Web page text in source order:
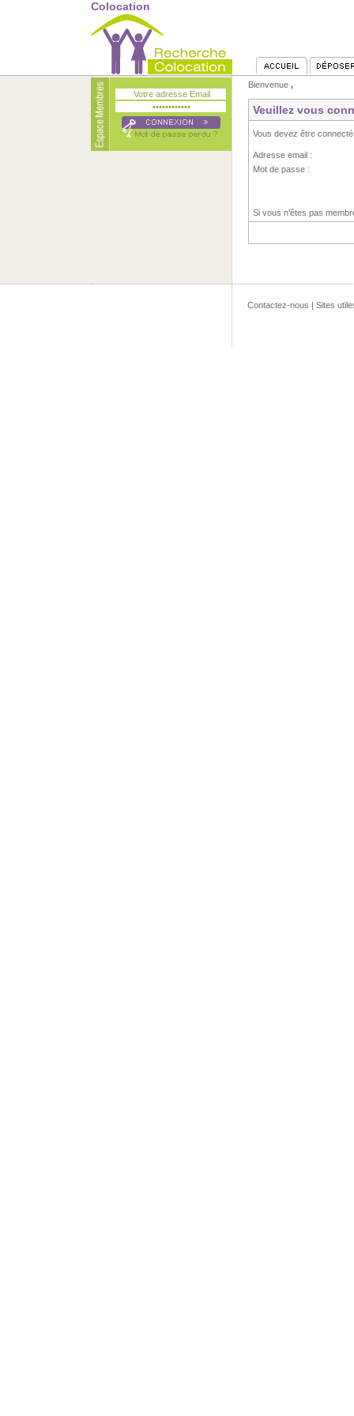
Colocation
Bienvenue ,
Veuillez vous
Vous devez être
Adresse email :
Mot de passe :
Si vous n'êtes pas
Contactez-nous | Sites